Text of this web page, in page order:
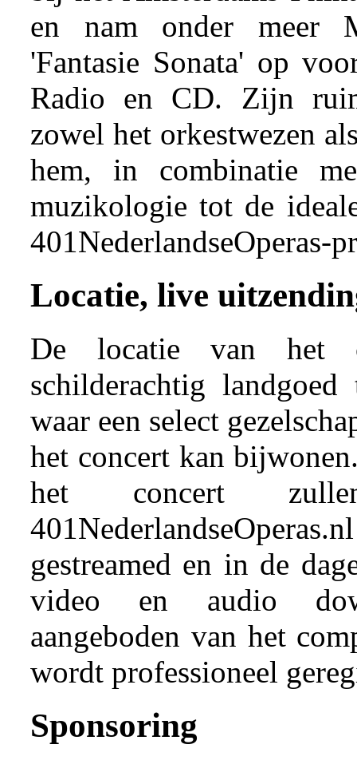
en nam onder meer
'Fantasie Sonata' op
Radio en CD. Zijn
zowel het orkestwezen
hem, in combinatie
muzikologie tot de
401NederlandseOperas-
Locatie, live
De locatie van het
schilderachtig
waar een select
het concert kan
het concert
gestreamed en in de
video en audio
aangeboden van het
wordt professioneel
Sponsoring